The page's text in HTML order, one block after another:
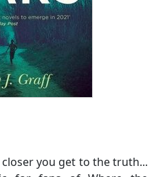
you get to the truth...